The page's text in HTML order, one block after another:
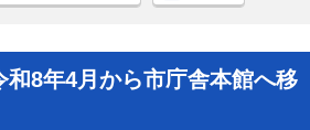
和8年4月から市庁舎本館へ移